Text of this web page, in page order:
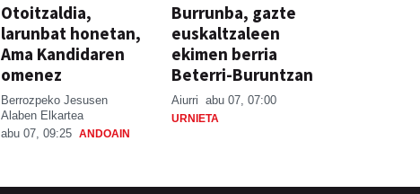
Otoitzaldia,
larunbat honetan,
Ama Kandidaren
omenez
Berrozpeko Jesusen
Alaben Elkartea
abu 07, 09:25 ANDOAIN
Burrunba, gazte
euskaltzaleen
ekimen berria
Beterri-Buruntzan
Aiurri abu 07, 07:00
URNIETA